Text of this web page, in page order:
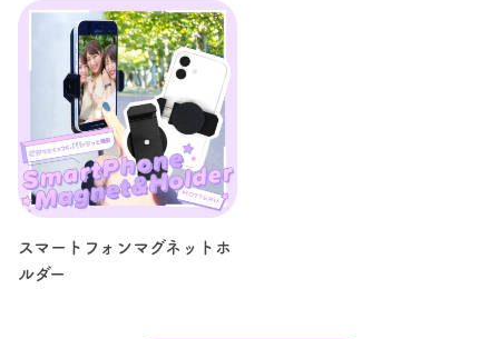
スマートフォンマグネットホ
ルダー